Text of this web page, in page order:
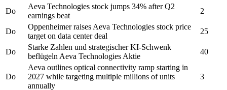
Do
Aeva Technologies stock jumps 34% after Q2
earnings beat
2
Do
Oppenheimer raises Aeva Technologies stock price
target on data center deal
25
Do
Starke Zahlen und strategischer KI-Schwenk
beflügeln Aeva Technologies Aktie
40
Do
Aeva outlines optical connectivity ramp starting in
2027 while targeting multiple millions of units
annually
3